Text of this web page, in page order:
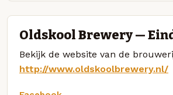
Oldskool Brewery —
Bekijk de website van de
http://www.oldskoolbrewery.nl/